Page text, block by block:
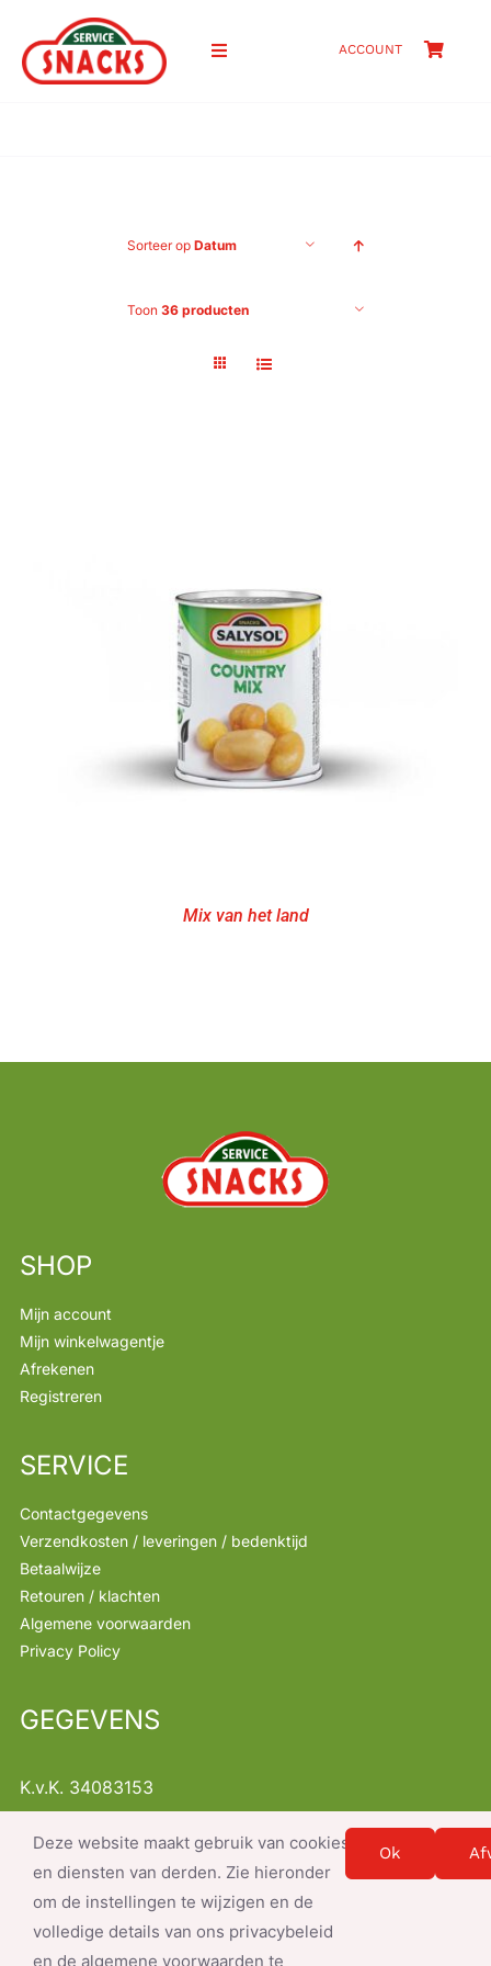
naar
inhoud
Toggle
ACCOUNT
Sorteer op Datum
Toon 36 producten
Mix van het land
SHOP
Mijn account
Mijn winkelwagentje
Afrekenen
Registreren
SERVICE
Contactgegevens
Verzendkosten / leveringen / bedenktijd
Betaalwijze
Retouren / klachten
Algemene voorwaarden
Privacy Policy
GEGEVENS
K.v.K. 34083153
B.T.W. NL001368522B47
info@servicesnacks.nl
© Copyright 2026- document.write(new Date().getFullYear()); |
Deze website maakt gebruik van cookies
en diensten van derden. Zie hieronder
om de instellingen te wijzigen en de
volledige details van ons privacybeleid
en de algemene voorwaarden te
Instellingen
Ok